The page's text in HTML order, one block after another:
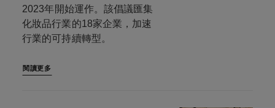
2023年開始運作。該倡議匯集
化妝品行業的18家企業，加速
行業的可持續轉型。
閱讀更多